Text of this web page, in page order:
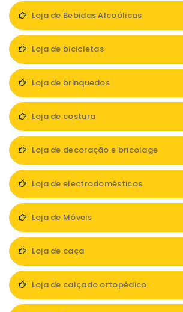
Loja de Bebidas Alcoólicas
Loja de bicicletas
Loja de brinquedos
Loja de costura
Loja de decoração e bricolage
Loja de electrodomésticos
Loja de Móveis
Loja de caça
Loja de calçado ortopédico